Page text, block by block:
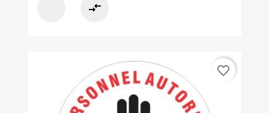
compare_arrows
favorite_border